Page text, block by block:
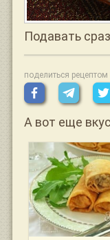
Подавать
поделиться рецептом
А вот еще